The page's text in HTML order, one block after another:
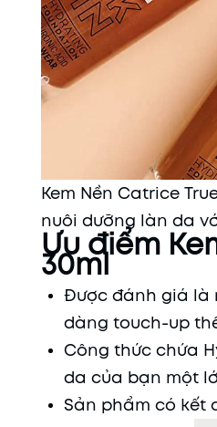
Kem Nền Catrice
nuôi dưỡng làn da
Ưu điểm
30ml
Được đánh giá là
dàng touch-up
Công thức chứa
da của bạn một
Sản phẩm có kết